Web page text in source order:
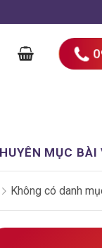
MỤC BÀI
Không có danh